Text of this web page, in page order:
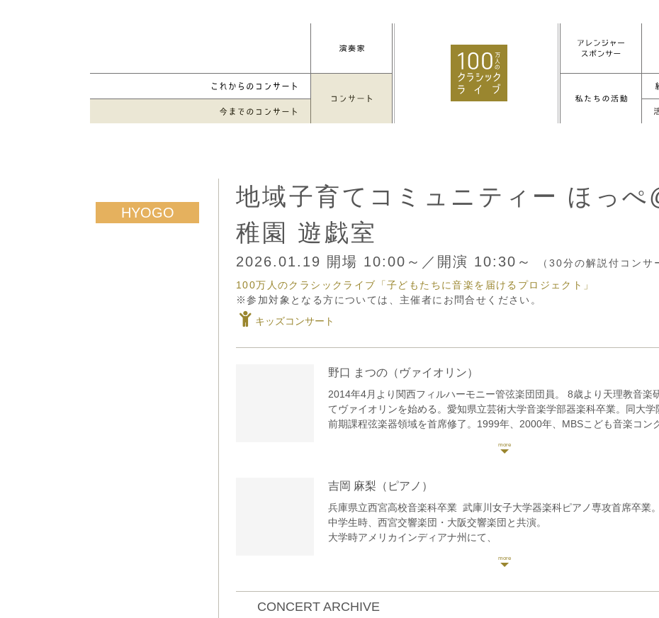
地域子育てコミュニティー ほっぺ
稚園 遊戯室
2026.01.19 開場 10:00～／開演 10:30～
（30分の解説付コンサ
100万人のクラシックライブ「子どもたちに音楽を届けるプロジェクト」
※参加対象となる方については、主催者にお問合せください。
キッズコンサート
野口 まつの （ヴァイオリン）
2014年4月より関西フィルハーモニー管弦楽団団員。 8歳より天理教音楽
てヴァイオリンを始める。愛知県立芸術大学音楽学部器楽科卒業。同大学
前期課程弦楽器領域を首席修了。1999年、2000年、MBSこども音楽コン
揮、京都市交響楽団と共演。2004年、第58回全日本学生音楽コンクール高
者なし)。平成22年度優秀学生賞受賞。平成22年度成績優秀者奨学生。愛知
べ等に出演。2012年天理、名古屋においてリサイタルを開催。大学主催の
にて、F.アゴスティーニ氏ソリストのもと、コンサートミス トレスを務め
た大学オーケストラでは外山雄三指揮のもと、コンサートミストレスを務
公益財団法人 北野生涯教育振興会 音楽奨学生。2013年中村桃子賞受賞。
楽祭in長岡に参加。オーケストラに所属しながら、ソロ活動、葉加瀬太郎
吉岡 麻梨 （ピアノ）
兵庫県立西宮高校音楽科卒業 武庫川女子大学器楽科ピアノ専攻首席卒業
中学生時、西宮交響楽団・大阪交響楽団と共演。
大学時アメリカインディアナ州にて、
讀賣新人演奏会 兵庫県新人演奏会 関西新人演奏会 武庫川女子大学新人演
緊急事態宣言後1年間、Instagramにて毎日一本の動画コンサートを配信
CONCERT ARCHIVE